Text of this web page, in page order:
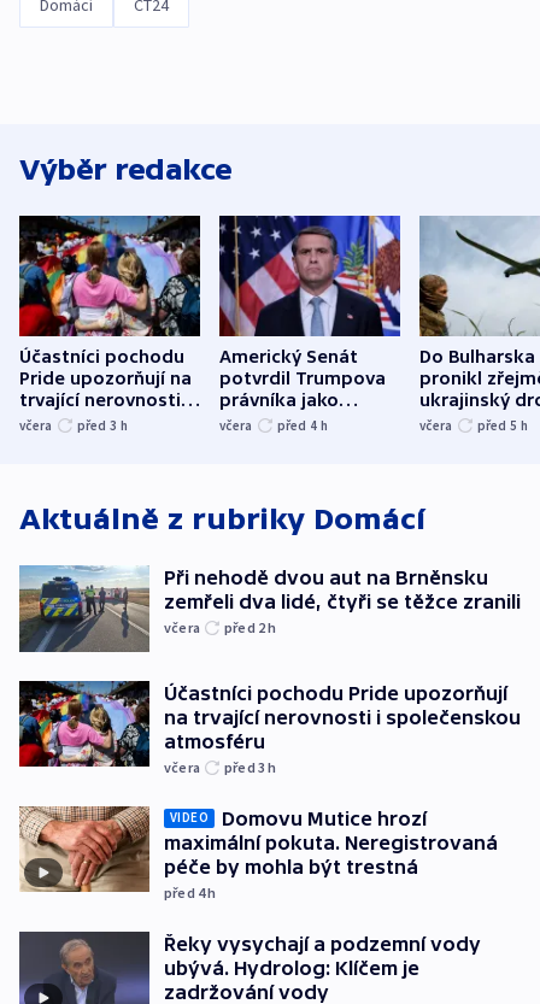
Domácí ČT24
Výběr redakce
Účastníci pochodu
Pride upozorňují na
trvající nerovnosti i
společenskou
včera před 3 h
Americký Senát
potvrdil Trumpova
právníka jako
ministra
včera před 4 h
Do Bulharska
pronikl
ukrajinský
explodoval
včera před 5 h
Aktuálně z rubriky Domácí
Při nehodě dvou aut na Brněnsku
zemřeli dva lidé, čtyři se těžce zranili
včera před 2h
Účastníci pochodu Pride upozorňují
na trvající nerovnosti i společenskou
atmosféru
včera před 3h
VIDEO
Domovu Mutice hrozí
maximální pokuta. Neregistrovaná
péče by mohla být trestná
před 4h
Řeky vysychají a podzemní vody
ubývá. Hydrolog: Klíčem je
zadržování vody